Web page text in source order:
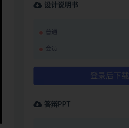
设计说明书
普通
会员
登录后下载
答辩PPT